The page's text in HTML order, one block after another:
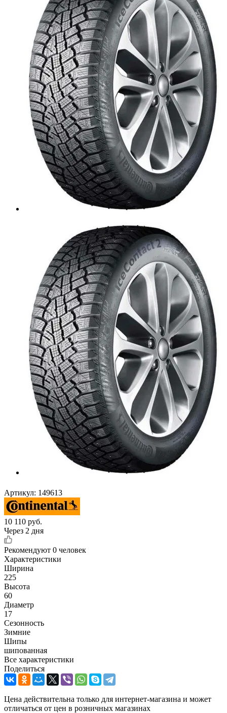
Артикул: 149613
10 110 руб.
Через 2 дня
Рекомендуют 0 человек
Характеристики
Ширина
225
Высота
60
Диаметр
17
Сезонность
Зимние
Шипы
шипованная
Все характеристики
Поделиться
Цена действительна только для интернет-магазина и может
отличаться от цен в розничных магазинах